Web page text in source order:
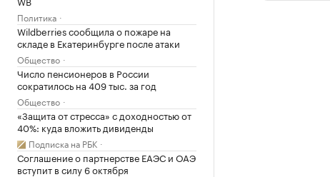
Политика
Wildberries сообщила о пожаре на
складе в Екатеринбурге после атаки
Общество
Число пенсионеров в России
сократилось на 409 тыс. за год
Общество
«Защита от стресса» с доходностью от
40%: куда вложить дивиденды
Подписка на РБК
Соглашение о партнерстве ЕАЭС и ОАЭ
вступит в силу 6 октября